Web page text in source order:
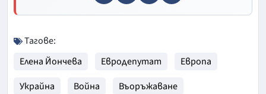
Тагове:
Елена Йончева
Евродепутат
Европа
Украйна
Война Въоръжаване